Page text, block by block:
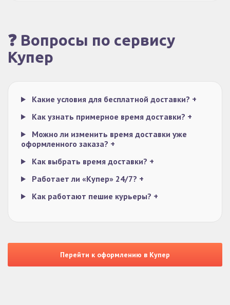
❓ Вопросы по сервису
Купер
Какие условия для бесплатной доставки? +
Как узнать примерное время доставки? +
Можно ли изменить время доставки уже
оформленного заказа? +
Как выбрать время доставки? +
Работает ли «Купер» 24/7? +
Как работают пешие курьеры? +
Перейти к оформлению в Купер